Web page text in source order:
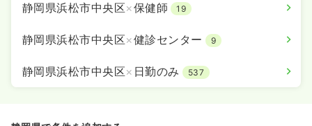
静岡県浜松市中央区×保健師 19
静岡県浜松市中央区×健診センター 9
静岡県浜松市中央区× 日勤のみ 537